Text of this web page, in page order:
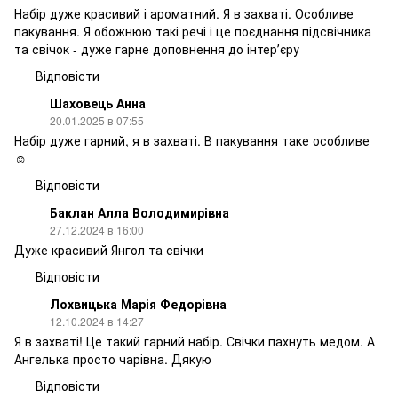
Набір дуже красивий і ароматний. Я в захваті. Особливе
пакування. Я обожнюю такі речі і це поєднання підсвічника
та свічок - дуже гарне доповнення до інтерʼєру
Відповісти
Шаховець Анна
20.01.2025 в 07:55
Набір дуже гарний, я в захваті. В пакування таке особливе
☺️
Відповісти
Баклан Алла Володимирівна
27.12.2024 в 16:00
Дуже красивий Янгол та свічки
Відповісти
Лохвицька Марія Федорівна
12.10.2024 в 14:27
Я в захваті! Це такий гарний набір. Свічки пахнуть медом. А
Ангелька просто чарівна. Дякую
Відповісти